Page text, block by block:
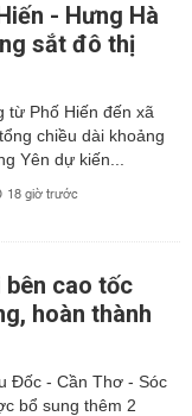
- Hưng Hà
sắt đô thị
từ Phố Hiến đến xã
chiều dài khoảng
Yên dự kiến...
18 giờ trước
bên cao tốc
hoàn thành
Đốc - Cần Thơ - Sóc
bổ sung thêm 2